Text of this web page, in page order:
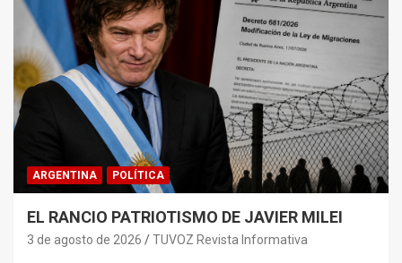
ARGENTINA POLÍTICA
EL RANCIO PATRIOTISMO DE JAVIER MILEI
3 de agosto de 2026 TUVOZ Revista Informativa